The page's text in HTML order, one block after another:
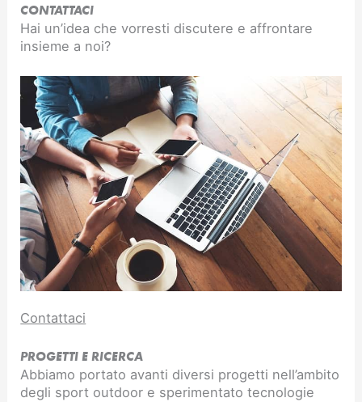
CONTATTACI
Hai un’idea che vorresti discutere e affrontare
insieme a noi?
Contattaci
PROGETTI E RICERCA
Abbiamo portato avanti diversi progetti nell’ambito
degli sport outdoor e sperimentato tecnologie